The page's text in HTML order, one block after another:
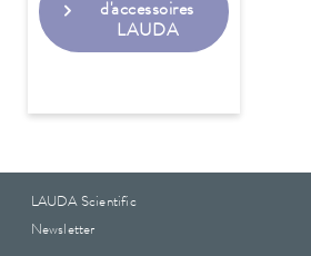
d'accessoires
LAUDA
LAUDA Scientific
Newsletter